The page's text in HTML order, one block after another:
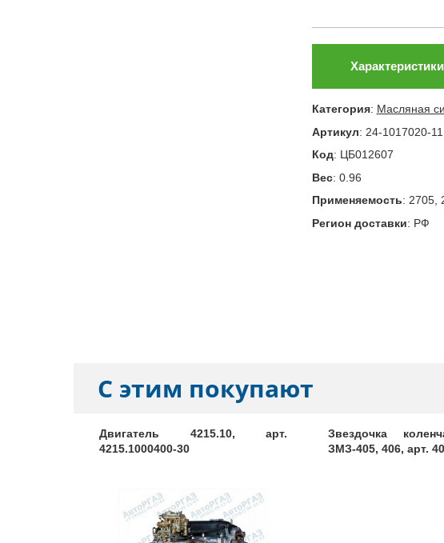
Характеристики
Категория: Масляная
Артикул: 24-1017020-11
Код: ЦБ012607
Вес: 0.96
Применяемость: 2705,
Регион доставки: РФ
С этим покупают
Двигатель 4215.10, арт.
4215.1000400-30
Звездочка
ЗМЗ-405, 406, арт.